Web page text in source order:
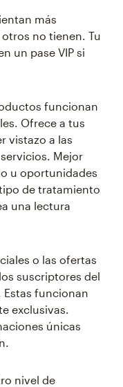
más
no tienen. Tu
un pase VIP si
funcionan
Ofrece a tus
vistazo a las
Mejor
u oportunidades
de tratamiento
una lectura
o las ofertas
suscriptores del
funcionan
exclusivas.
únicas
nivel de